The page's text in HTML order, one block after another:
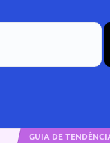
GUIA DE